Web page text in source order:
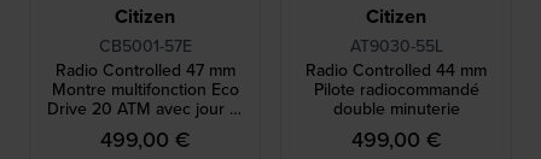
Citizen
CB5001-57E
Radio Controlled 47 mm
Montre multifonction Eco
Drive 20 ATM avec jour et
date
499,00 €
Citizen
AT9030-55L
Radio Controlled 44 mm
Pilote radiocommandé
double minuterie
499,00 €